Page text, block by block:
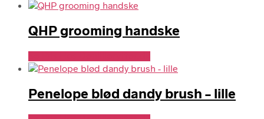
QHP grooming handske
Penelope blød dandy brush – lille